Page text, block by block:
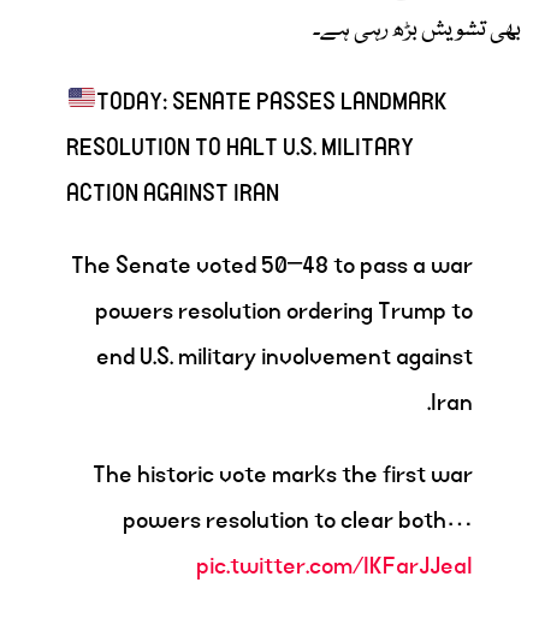
بھی تشویش بڑھ رہی ہے۔
TODAY: SENATE PASSES LANDMARK
RESOLUTION TO HALT U.S. MILITARY
ACTION AGAINST IRAN
The Senate voted 50–48 to pass a war
powers resolution ordering Trump to
end U.S. military involvement against
Iran.
The historic vote marks the first war
powers resolution to clear both…
pic.twitter.com/IKFarJJeaI